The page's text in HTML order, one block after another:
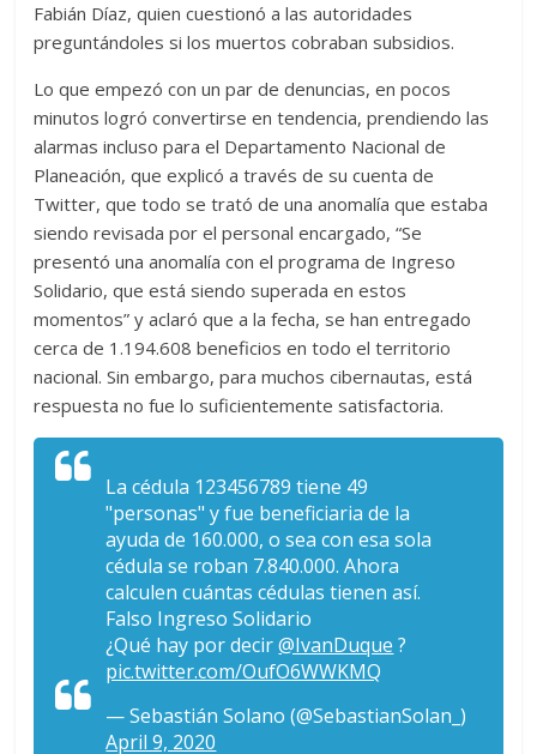
Fabián Díaz, quien cuestionó a las autoridades
preguntándoles si los muertos cobraban subsidios.
Lo que empezó con un par de denuncias, en pocos
minutos logró convertirse en tendencia, prendiendo las
alarmas incluso para el Departamento Nacional de
Planeación, que explicó a través de su cuenta de
Twitter, que todo se trató de una anomalía que estaba
siendo revisada por el personal encargado, “Se
presentó una anomalía con el programa de Ingreso
Solidario, que está siendo superada en estos
momentos” y aclaró que a la fecha, se han entregado
cerca de 1.194.608 beneficios en todo el territorio
nacional. Sin embargo, para muchos cibernautas, está
respuesta no fue lo suficientemente satisfactoria.
La cédula 123456789 tiene 49
"personas" y fue beneficiaria de la
ayuda de 160.000, o sea con esa sola
cédula se roban 7.840.000. Ahora
calculen cuántas cédulas tienen así.
Falso Ingreso Solidario
¿Qué hay por decir@IvanDuque ?
pic.twitter.com/OufO6WWKMQ
— Sebastián Solano (@SebastianSolan_)
April 9, 2020